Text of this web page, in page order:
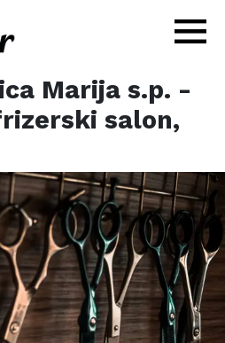
Marija s.p. -
salon,